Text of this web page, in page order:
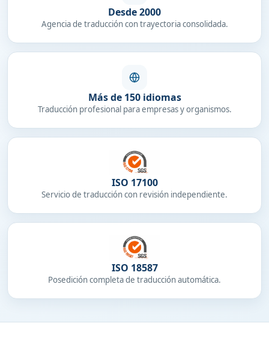
Desde 2000
Agencia de traducción con trayectoria consolidada.
Más de 150 idiomas
Traducción profesional para empresas y organismos.
ISO 17100
Servicio de traducción con revisión independiente.
ISO 18587
Posedición completa de traducción automática.